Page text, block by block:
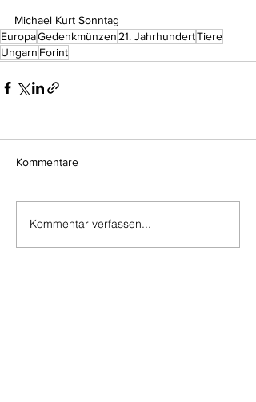
Michael Kurt Sonntag
EuropaGedenkmünzen 21. JahrhundertTiere
Ungarn Forint
Kommentare
Kommentar verfassen...